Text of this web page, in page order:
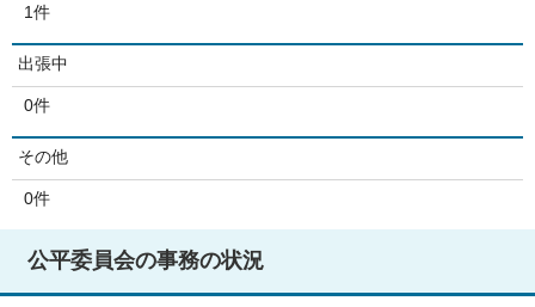
1件
出張中
0件
その他
0件
公平委員会の事務の状況